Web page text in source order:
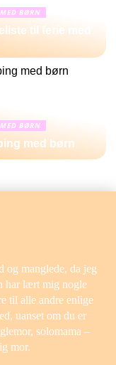
BØRN
til ferie med
BØRN
med børn
og manglede, da jeg
har lært mig nogle
til alle andre enlige
uanset om du er
solomama –
mor.